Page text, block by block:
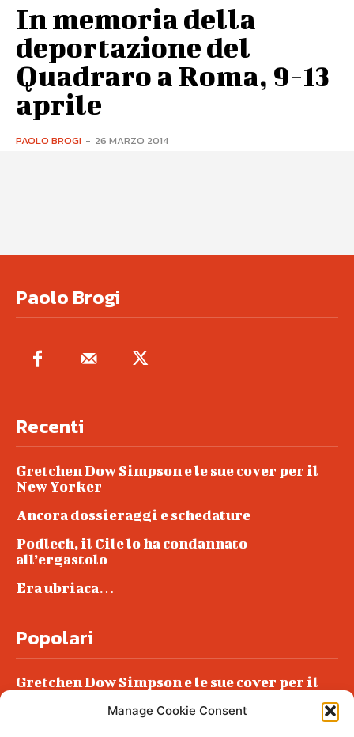
Manage Cookie Consent
In memoria della
deportazione del
Quadraro a Roma, 9-13
aprile
PAOLO BROGI - 26 MARZO 2014
Paolo Brogi
Recenti
Gretchen Dow Simpson e le sue cover per il
New Yorker
Ancora dossieraggi e schedature
Podlech, il Cile lo ha condannato
all’ergastolo
Era ubriaca…
Popolari
Gretchen Dow Simpson e le sue cover per il